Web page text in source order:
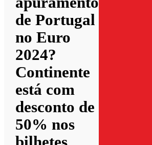
de Portugal
no Euro
2024?
Continente
está com
desconto de
50% nos